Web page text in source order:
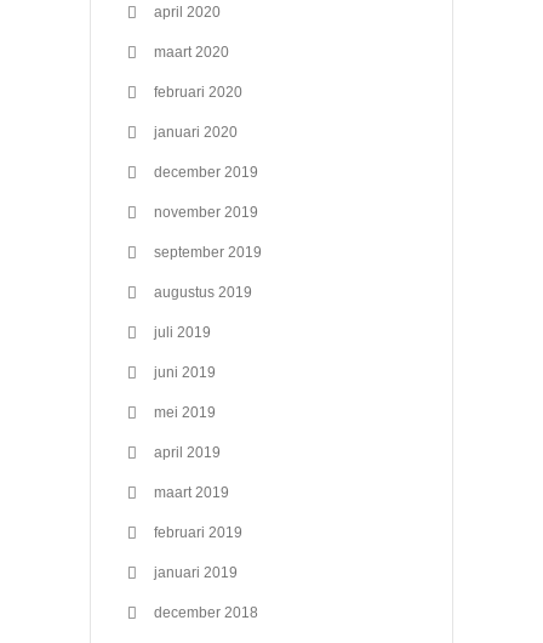
april 2020
maart 2020
februari 2020
januari 2020
december 2019
november 2019
september 2019
augustus 2019
juli 2019
juni 2019
mei 2019
april 2019
maart 2019
februari 2019
januari 2019
december 2018